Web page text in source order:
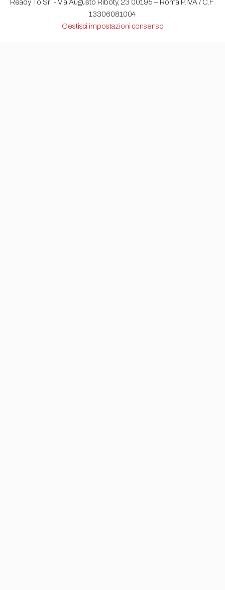
Ready To Srl - Via Augusto Riboty, 23 00195 – Roma P.IVA / C.F.
13306081004
Gestisci impostazioni consenso